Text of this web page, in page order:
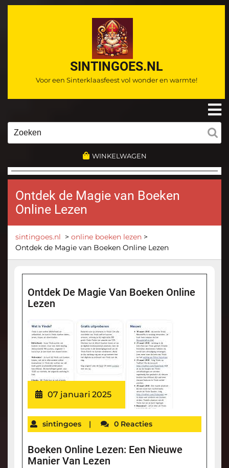
Ga
SINTINGOES.NL
Voor een Sinterklaasfeest vol wonder en warmte!
WINKELWAGEN
Ontdek de Magie van Boeken
Online Lezen
sintingoes.nl > online boeken lezen >
Ontdek de Magie van Boeken Online Lezen
Ontdek De Magie Van Boeken Online
Lezen
07 januari 2025
sintingoes | 0 Reacties
Boeken Online Lezen: Een Nieuwe
Manier Van Lezen